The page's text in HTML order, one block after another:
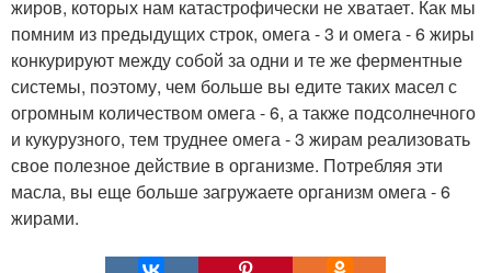
жиров, которых нам катастрофически не хватает. Как мы
помним из предыдущих строк, омега - 3 и омега - 6 жиры
конкурируют между собой за одни и те же ферментные
системы, поэтому, чем больше вы едите таких масел с
огромным количеством омега - 6, а также подсолнечного
и кукурузного, тем труднее омега - 3 жирам реализовать
свое полезное действие в организме. Потребляя эти
масла, вы еще больше загружаете организм омега - 6
жирами.